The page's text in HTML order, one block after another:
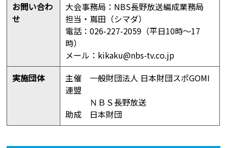
お問い合わ
せ
大会事務局：NBS長野放送編成業務局
担当・嶌田（シマダ）
電話：026-227-2059（平日10時～17
時）
メール：kikaku@nbs-tv.co.jp
実施団体
主催 一般財団法人 日本財団スポGOMI
連盟
ＮＢＳ長野放送
助成 日本財団